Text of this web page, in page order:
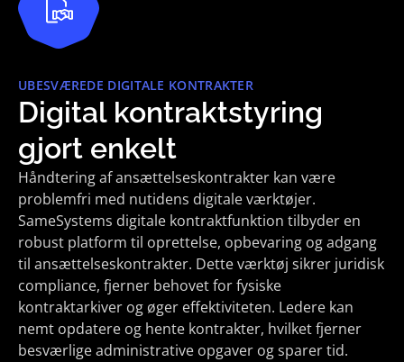
UBESVÆREDE DIGITALE KONTRAKTER
Digital kontraktstyring
gjort enkelt
Håndtering af ansættelseskontrakter kan være
problemfri med nutidens digitale værktøjer.
SameSystems digitale kontraktfunktion tilbyder en
robust platform til oprettelse, opbevaring og adgang
til ansættelseskontrakter. Dette værktøj sikrer juridisk
compliance, fjerner behovet for fysiske
kontraktarkiver og øger effektiviteten. Ledere kan
nemt opdatere og hente kontrakter, hvilket fjerner
besværlige administrative opgaver og sparer tid.